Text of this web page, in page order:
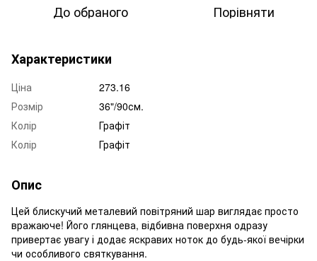
До обраного Порівняти
Характеристики
Ціна
273.16
Розмір
36"/90см.
Колір
Графіт
Колір
Графіт
Опис
Цей блискучий металевий повітряний шар виглядає просто
вражаюче! Його глянцева, відбивна поверхня одразу
привертає увагу і додає яскравих ноток до будь-якої вечірки
чи особливого святкування.